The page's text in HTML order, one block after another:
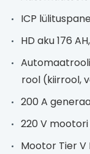
ICP
HD aku 176
rool (kiirrool,
200 A
220 V
Mootor Tier